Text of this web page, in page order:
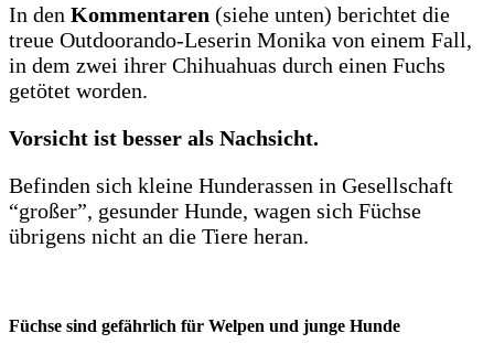
In den Kommentaren (siehe unten) berichtet die
treue Outdoorando-Leserin Monika von einem Fall,
in dem zwei ihrer Chihuahuas durch einen Fuchs
getötet worden.
Vorsicht ist besser als Nachsicht.
Befinden sich kleine Hunderassen in Gesellschaft
“großer”, gesunder Hunde, wagen sich Füchse
übrigens nicht an die Tiere heran.
Füchse sind gefährlich für Welpen und junge Hunde